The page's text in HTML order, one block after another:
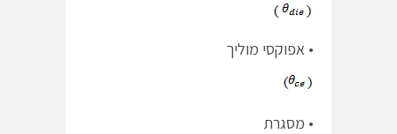
• אפוקסי מוליך
• מסגרת